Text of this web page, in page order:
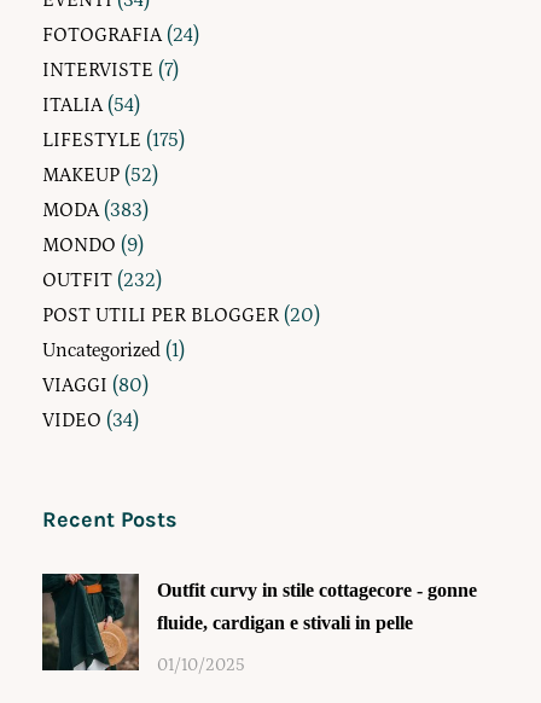
FOTOGRAFIA(24)
INTERVISTE (7)
ITALIA(54)
LIFESTYLE (175)
MAKEUP (52)
MODA(383)
MONDO (9)
OUTFIT (232)
POST UTILI PER BLOGGER (20)
Uncategorized (1)
VIAGGI (80)
VIDEO (34)
Recent Posts
Outfit curvy in stile cottagecore - gonne
fluide, cardigan e stivali in pelle
01/10/2025